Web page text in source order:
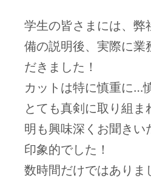
学生の皆さまには、弊
備の説明後、実際に業
だきました！
カットは特に慎重に…
とても真剣に取り組
明も興味深くお聞きい
印象的でした！
数時間だけではありま